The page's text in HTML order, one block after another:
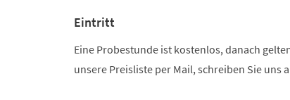
Eintritt
Eine Probestunde ist kostenlos, danach
unsere Preisliste per Mail, schreiben Sie uns